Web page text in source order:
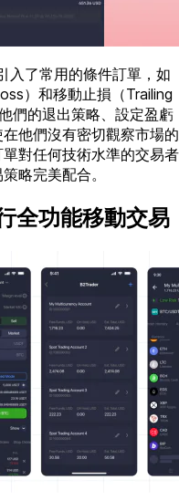
入了常用的條件訂單，如
）和移動止損（Trailing
們的退出策略、設定盈虧
他們沒有密切觀察市場的
對任何技術水準的交易者
略完美配合。
全功能移動交易